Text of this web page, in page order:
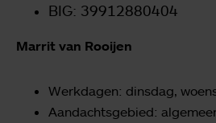
BIG: 39912880404
Marrit van Rooijen
Werkdagen: dinsdag,
Aandachtsgebied: